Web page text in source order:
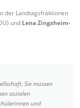
der Landtagsfraktionen
und Lena Zingsheim-
Sie müssen
sozialen
und